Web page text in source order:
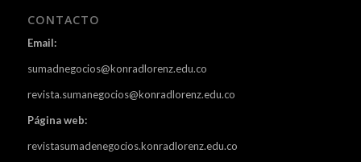
CONTACTO
Email:
sumadnegocios@konradlorenz.edu.co
revista.sumanegocios@konradlorenz.edu.co
Página web:
revistasumadenegocios.konradlorenz.edu.co